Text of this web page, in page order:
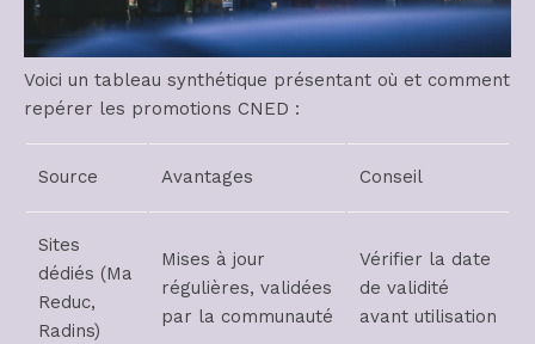
Voici un tableau synthétique présentant où et comment
repérer les promotions CNED :
Source Avantages Conseil
Sites
dédiés (Ma
Reduc,
Radins)
Mises à jour
régulières, validées
par la communauté
Vérifier la date
de validité
avant utilisation